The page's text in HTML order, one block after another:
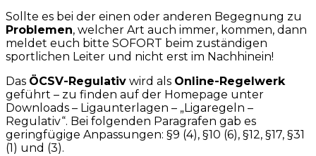
Sollte es bei der einen oder anderen Begegnung zu
Problemen, welcher Art auch immer, kommen, dann
meldet euch bitte SOFORT beim zuständigen
sportlichen Leiter und nicht erst im Nachhinein!
Das ÖCSV-Regulativ wird als Online-Regelwerk
geführt – zu finden auf der Homepage unter
Downloads – Ligaunterlagen – „Ligaregeln –
Regulativ“. Bei folgenden Paragrafen gab es
geringfügige Anpassungen: §9 (4), §10 (6), §12, §17, §31
(1) und (3).